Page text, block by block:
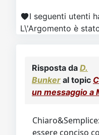
I seguenti utenti
L\'Argomento è
Risposta da D.
Bunker al topic
un messaggio a
essere conciso